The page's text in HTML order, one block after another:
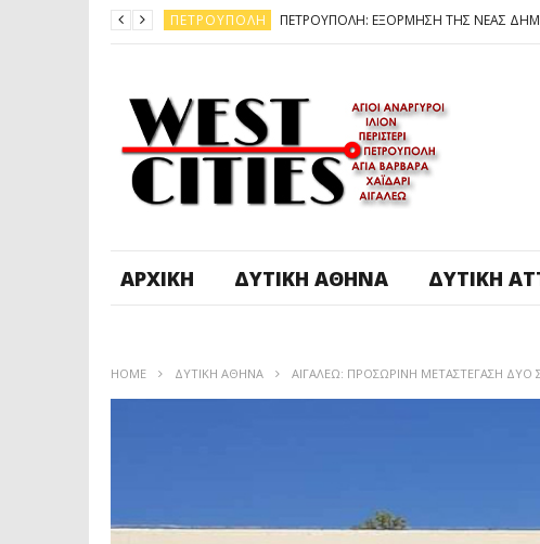
ΠΕΤΡΟΎΠΟΛΗ
ΠΕΤΡΟΎΠΟΛΗ
ΠΕΤΡΟΎΠΟΛΗ
ΔΥΤΙΚΉ ΑΤΤΙΚΉ ΚΑΙΡΟΣ: ΕΡΧΟΝΤΑΙ ΧΙΟΝΙΑ
ΠΕΤΡΟΎΠΟΛΗ
ΑΡΧΙΚΉ ΔΥΤΙΚΉ ΑΘΉΝΑ ΔΥΤΙΚΉ
HOME ΔΥΤΙΚΉ ΑΘΉΝΑ ΑΙΓΑΛΕΩ: ΠΡΟΣΩΡΙΝΗ ΜΕΤΑΣΤΕΓΑΣΗ